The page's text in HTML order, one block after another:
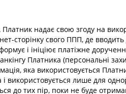
Платник надає свою згоду на
сторінку свого ППП, де вводить
і ініціює платіжне
Платника (персональні
яка використовується
використовується лише для
до тих пір, поки не буде